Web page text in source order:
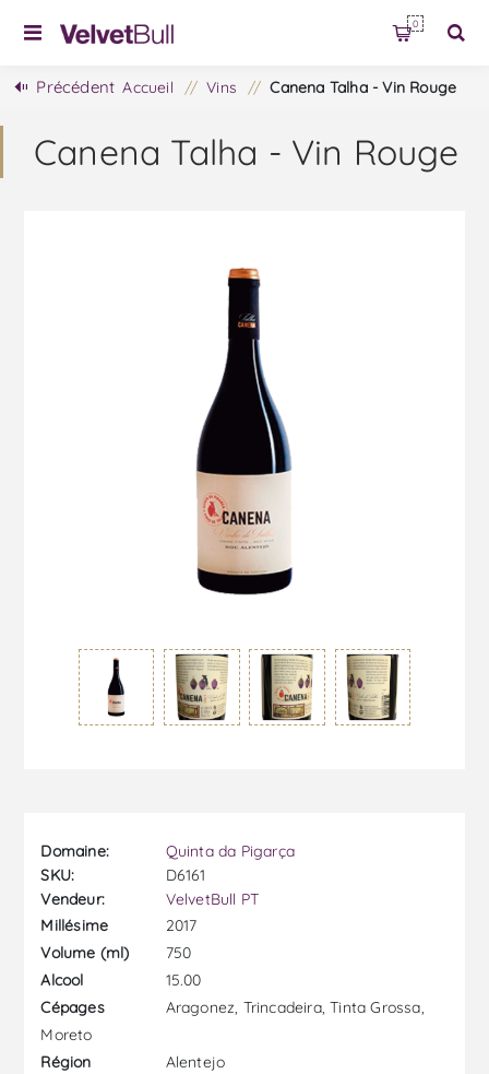
0
Précédent Accueil / Vins / Canena Talha - Vin Rouge
Canena Talha - Vin Rouge
Domaine:
Quinta da Pigarça
SKU:
D6161
Vendeur:
VelvetBull PT
Millésime
2017
Volume (ml)
750
Alcool
15.00
Cépages
Aragonez, Trincadeira, Tinta Grossa,
Moreto
Région
Alentejo